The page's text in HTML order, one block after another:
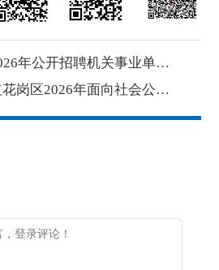
开招聘机关事业单位编外聘用人员公告
年面向社会公开招聘事业单位工作人员岗位取消公告